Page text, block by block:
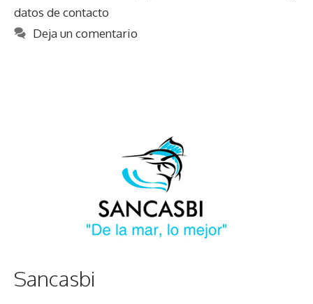
datos de contacto
Deja un comentario
Sancasbi